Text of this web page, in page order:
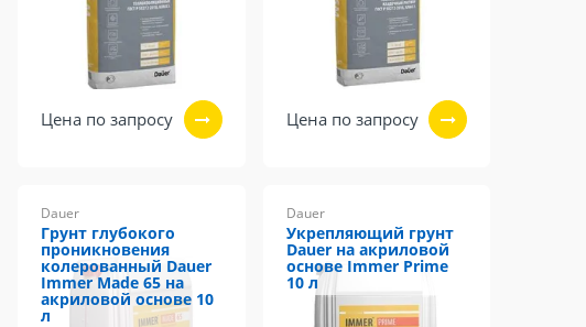
Цена по запросу Цена по запросу
Dauer
Грунт глубокого
проникновения
колерованный Dauer
Immer Made 65 на
акриловой основе 10
л
Dauer
Укрепляющий грунт
Dauer на акриловой
основе Immer Prime
10 л